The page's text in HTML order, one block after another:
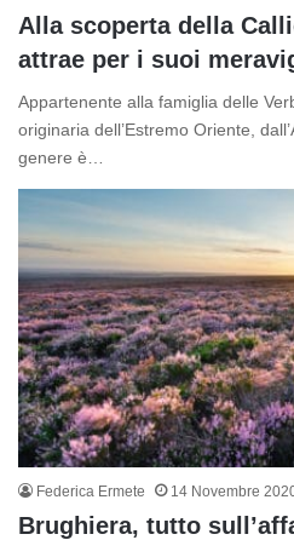
Alla scoperta della
attrae per i suoi
Appartenente alla famiglia delle
originaria dell’Estremo Oriente,
genere è…
Federica Ermete 14 Novembre
Brughiera, tutto